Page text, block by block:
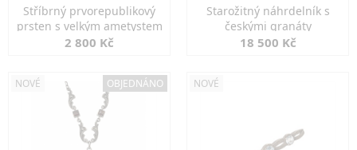
Stříbrný prvorepublikový
prsten s velkým ametystem
2 800 Kč
Starožitný náhrdelník s
českými granáty
18 500 Kč
NOVÉ OBJEDNÁNO NOVÉ